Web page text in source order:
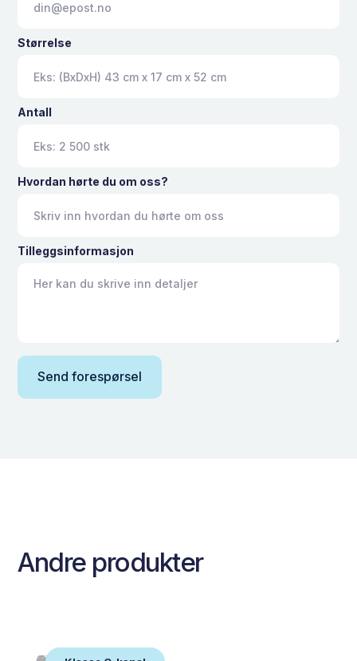
Størrelse
Antall
Hvordan hørte du om oss?
Tilleggsinformasjon
Andre produkter
Klasse C-kanal